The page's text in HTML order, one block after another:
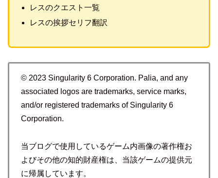
レスのクエスト一覧
レスの挨拶セリフ翻訳
© 2023 Singularity 6 Corporation. Palia, and any
associated logos are trademarks, service marks,
and/or registered trademarks of Singularity 6
Corporation.
当ブログで使用しているゲーム内画像の著作権お
よびその他の知的財産権は、当該ゲームの提供元
に帰属しています。